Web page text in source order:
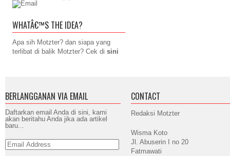
WHATÂ€™S THE IDEA?
Apa sih Motzter? dan siapa yang
terlibat di balik Motzter? Cek di sini
BERLANGGANAN VIA EMAIL
Daftarkan email Anda di sini, kami
akan beritahu Anda jika ada artikel
baru...
Email
Address
CONTACT
Redaksi Motzter
Wisma Koto
Jl. Abuserin I no 20
Fatmawati